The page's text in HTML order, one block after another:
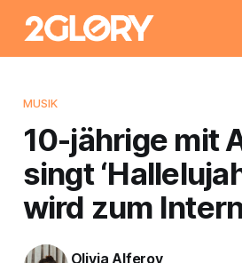
MUSIK
10-jährige mit
singt
wird zum
Olivia Alferov